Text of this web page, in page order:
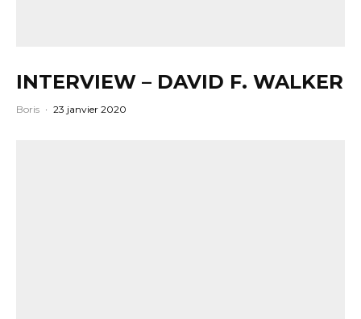
INTERVIEW – DAVID F. WALKER
Boris · 23 janvier 2020